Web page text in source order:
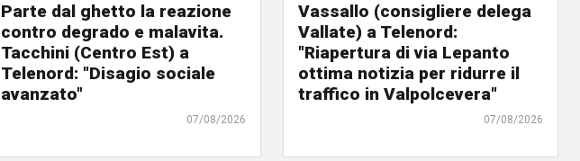
Parte dal ghetto la reazione
contro degrado e malavita.
Tacchini (Centro Est) a
Telenord: "Disagio sociale
avanzato"
07/08/2026
Vassallo (consigliere delega
Vallate) a Telenord:
"Riapertura di via Lepanto
ottima notizia per ridurre il
traffico in Valpolcevera"
07/08/2026